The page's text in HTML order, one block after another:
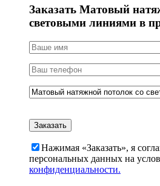
Заказать Матовый
световыми линиями в
Нажимая «Заказать», я
персональных данных на
конфиденциальности.